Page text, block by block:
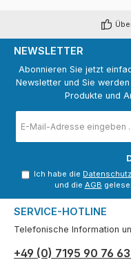
NEWSLETTER
Abonnieren Sie jetzt
Newsletter und Sie
Produkte und
Mail-
Adresse
Ich habe die
und die AGB
SERVICE-HOTLINE
Telefonische Information
+49 (0) 7195 90 76